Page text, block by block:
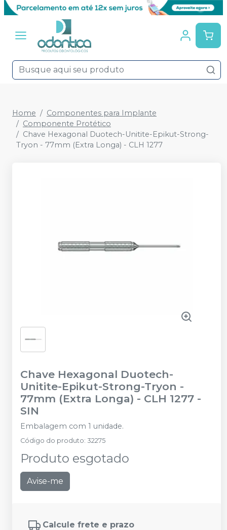
Home
Componentes para Implante
Componente Protético
Chave Hexagonal Duotech-Unitite-Epikut-Strong-
Tryon - 77mm (Extra Longa) - CLH 1277
Chave Hexagonal Duotech-
Unitite-Epikut-Strong-Tryon -
77mm (Extra Longa) - CLH 1277 -
SIN
Embalagem com 1 unidade.
Código do produto: 32275
Produto esgotado
Avise-me
Calcule frete e prazo